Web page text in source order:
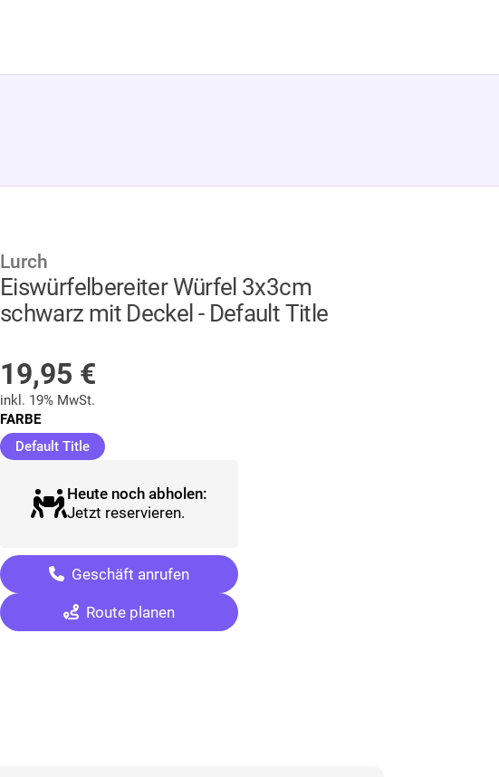
Lurch
Eiswürfelbereiter Würfel 3x3cm
schwarz mit Deckel - Default Title
19,95 €
inkl. 19% MwSt.
FARBE
Default Title(ausgewählt)
Heute noch abholen:
Jetzt reservieren.
Geschäft anrufen
Route planen